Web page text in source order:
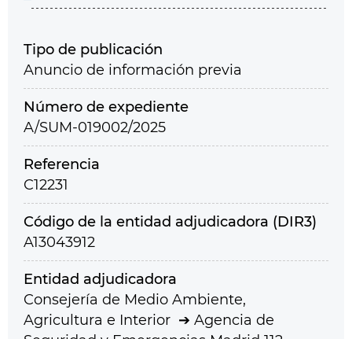
Tipo de publicación
Anuncio de información previa
Número de expediente
A/SUM-019002/2025
Referencia
C12231
Código de la entidad adjudicadora (DIR3)
A13043912
Entidad adjudicadora
Consejería de Medio Ambiente,
Agricultura e Interior
Agencia de